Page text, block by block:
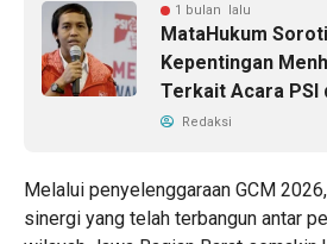
1 bulan lalu
MataHukum
Kepentingan
Terkait Acara PSI
Redaksi
Melalui penyelenggaraan GCM
sinergi yang telah terbangun antar